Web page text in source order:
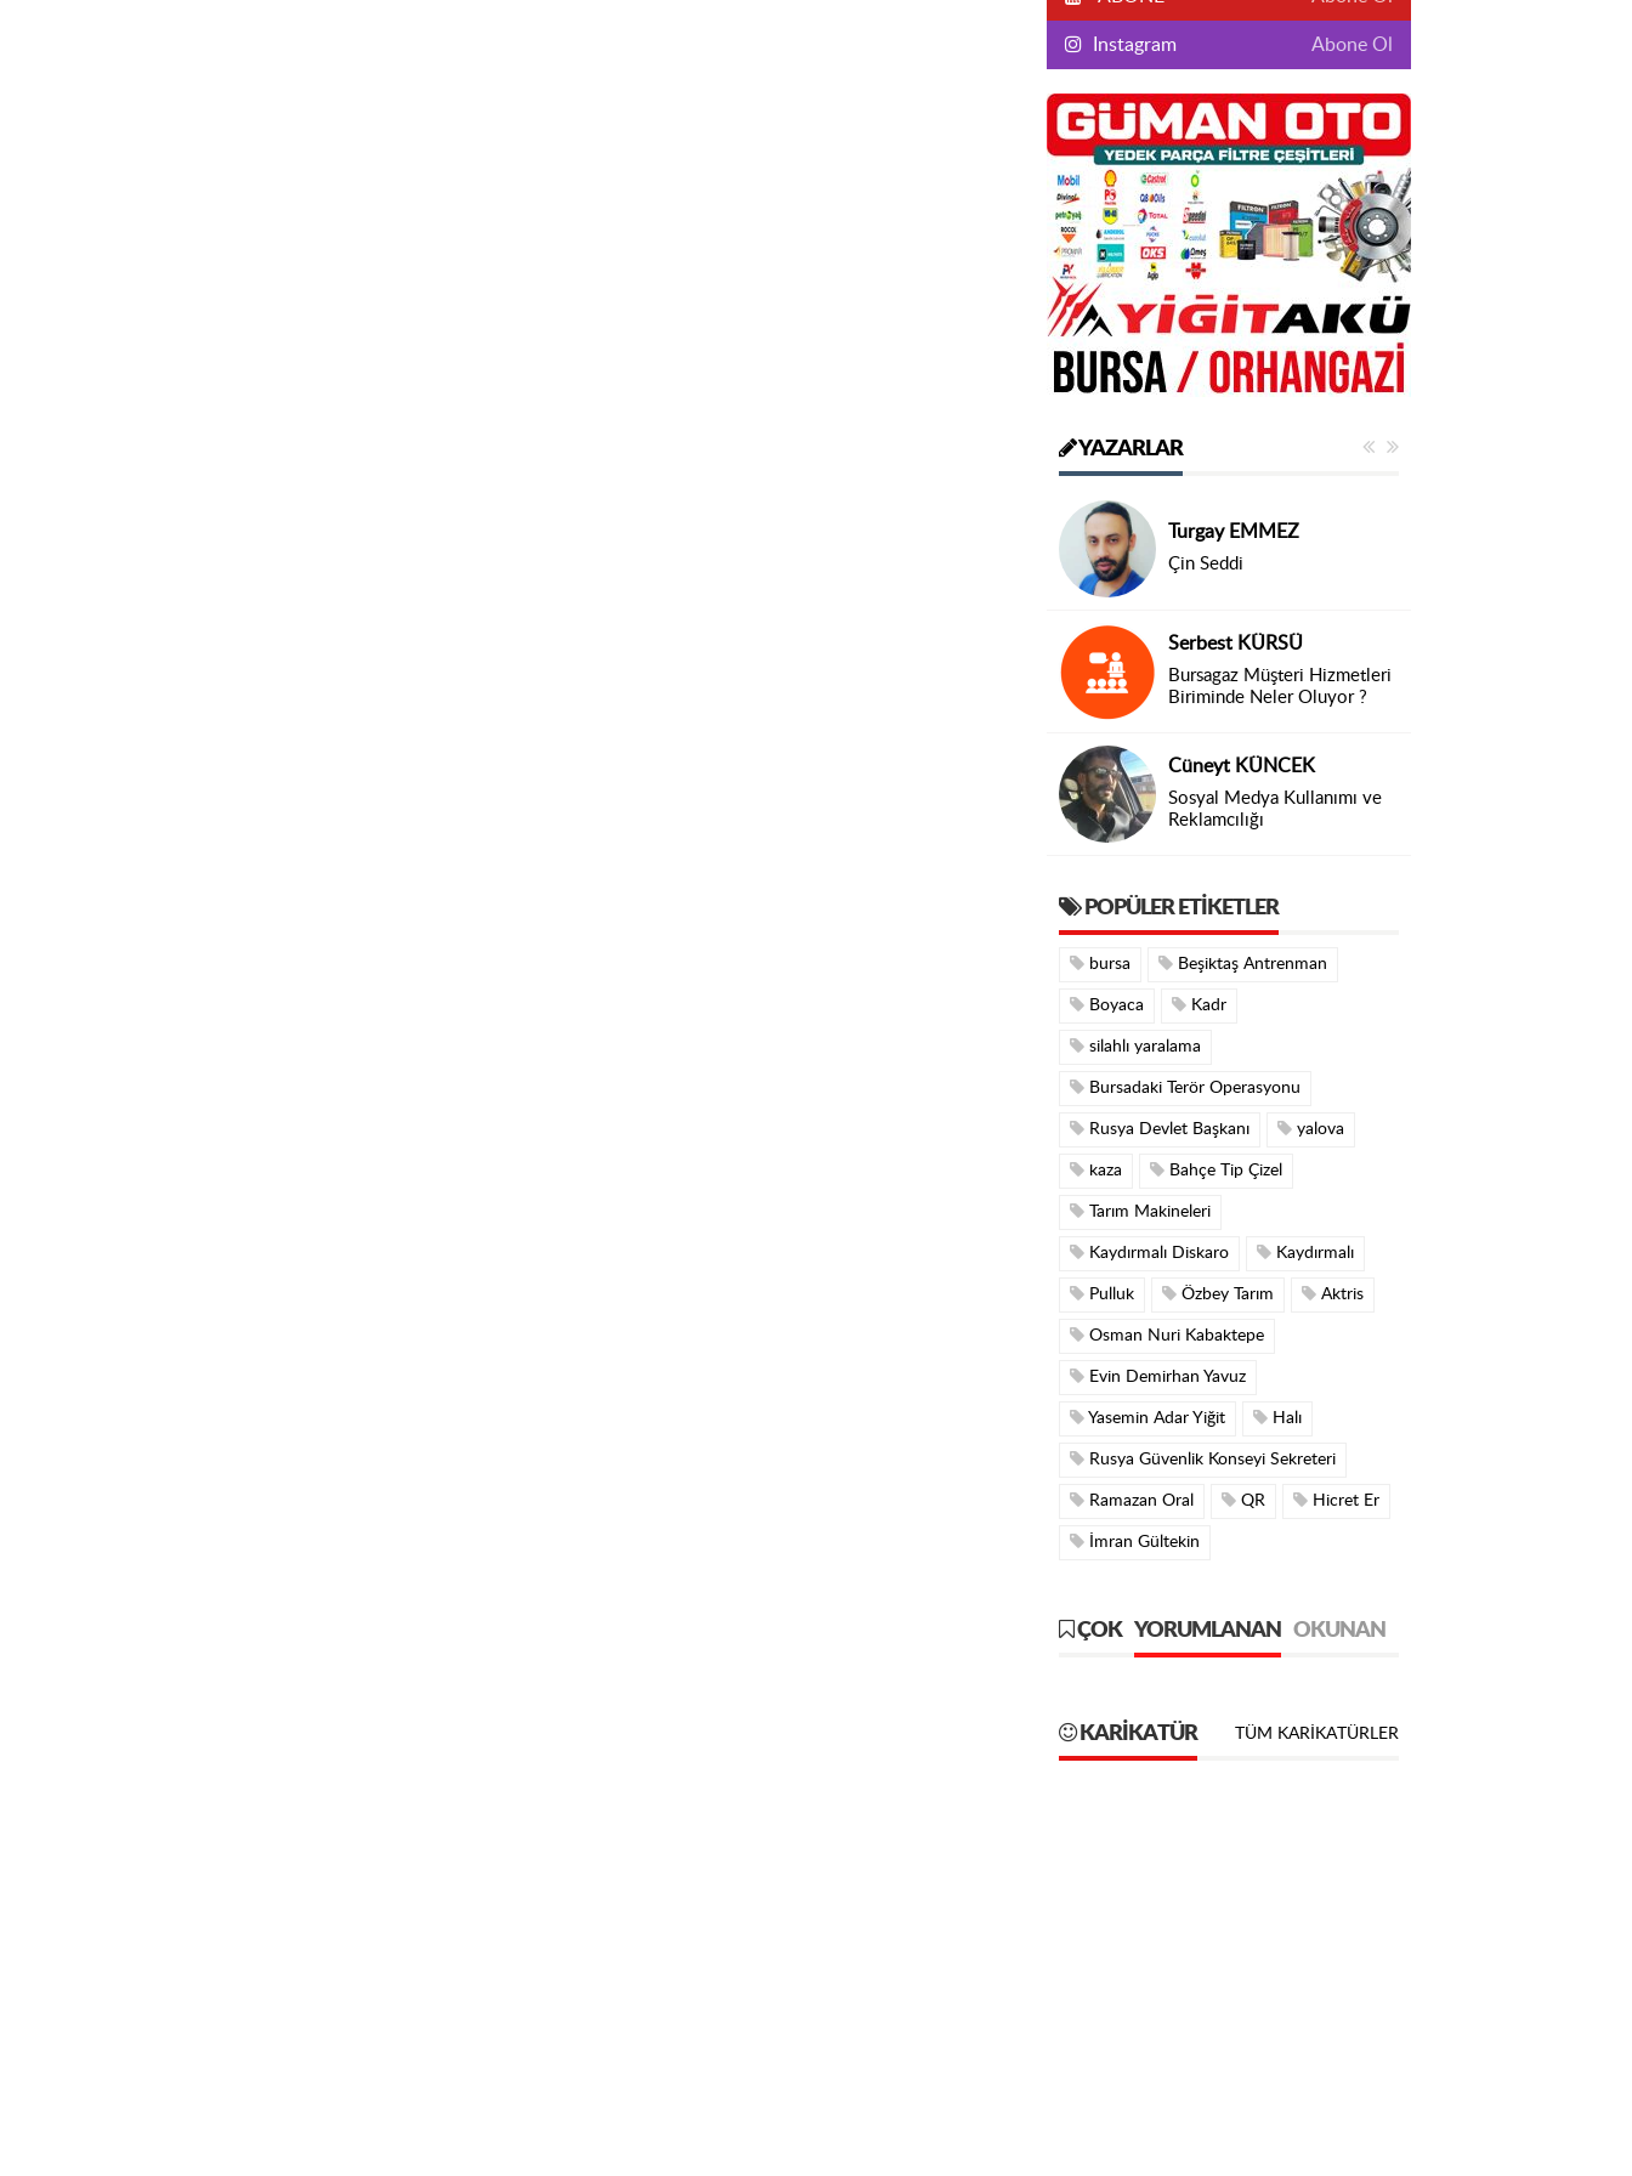
Instagram Abone Ol
YAZARLAR
Turgay EMMEZ
Çin Seddi
Serbest KÜRSÜ
Bursagaz Müşteri Hizmetleri
Biriminde Neler Oluyor ?
Cüneyt KÜNCEK
Sosyal Medya Kullanımı ve
Reklamcılığı
POPÜLER ETIKETLER
bursa Beşiktaş Antrenman
Boyaca Kadr
silahlı yaralama
Bursadaki Terör Operasyonu
Rusya Devlet Başkanı yalova
kaza Bahçe Tip Çizel
Tarım Makineleri
Kaydırmalı Diskaro Kaydırmalı
Pulluk Özbey Tarım Aktris
Osman Nuri Kabaktepe
Evin Demirhan Yavuz
Yasemin Adar Yiğit Halı
Rusya Güvenlik Konseyi Sekreteri
Ramazan Oral QR Hicret Er
İmran Gültekin
ÇOK YORUMLANAN OKUNAN
KARIKATÜR TÜM KARIKATÜRLER